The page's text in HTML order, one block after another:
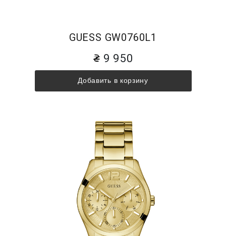
GUESS GW0760L1
9 950
Добавить в корзину